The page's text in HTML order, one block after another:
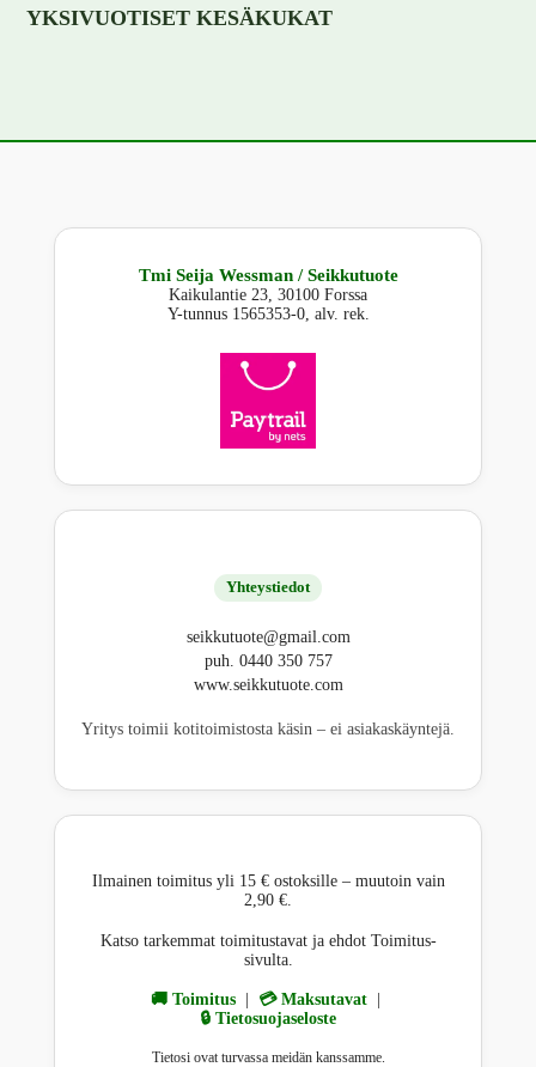
YKSIVUOTISET KESÄKUKAT
Tmi Seija Wessman / Seikkutuote
Kaikulantie 23, 30100 Forssa
Y-tunnus 1565353-0, alv. rek.
Yhteystiedot
seikkutuote@gmail.com
puh. 0440 350 757
www.seikkutuote.com
Yritys toimii kotitoimistosta käsin – ei asiakaskäyntejä.
Ilmainen toimitus yli 15 € ostoksille – muutoin vain
2,90 €.
Katso tarkemmat toimitustavat ja ehdot Toimitus-
sivulta.
🚚 Toimitus 💳 Maksutavat
🔒 Tietosuojaseloste
Tietosi ovat turvassa meidän kanssamme.